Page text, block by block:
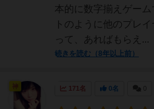
本的に数字揃えゲー
トのように他のプレ
って、あればもらえ...
続きを読む（8年以上前）
171名 0名
神